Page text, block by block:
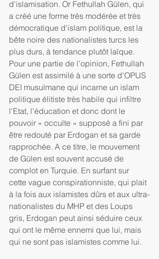
d'islamisation. Or Fethullah Gülen, qui
a créé une forme très modérée et très
démocratique d'islam politique, est la
bête noire des nationalistes turcs les
plus durs, à tendance plutôt laïque.
Pour une partie de l'opinion, Fethullah
Gülen est assimilé à une sorte d'OPUS
DEI musulmane qui incarne un islam
politique élitiste très habile qui infiltre
l'Etat, l'éducation et donc dont le
pouvoir « occulte » supposé a fini par
être redouté par Erdogan et sa garde
rapprochée. A ce titre, le mouvement
de Gülen est souvent accusé de
complot en Turquie. En surfant sur
cette vague conspirationniste, qui plait
à la fois aux islamistes dûrs et aux ultra-
nationalistes du MHP et des Loups
gris, Erdogan peut ainsi séduire ceux
qui ont le même ennemi que lui, mais
qui ne sont pas islamistes comme lui.